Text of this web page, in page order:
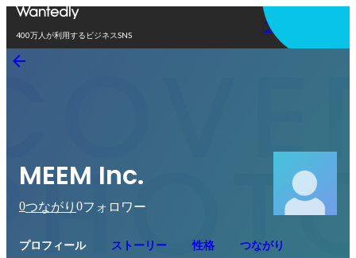
400万人が利用するビジネスSNS
アプリを使う
MEEM Inc.
0つながり 0フォロワー
プロフィール ストーリー 性格 つながり